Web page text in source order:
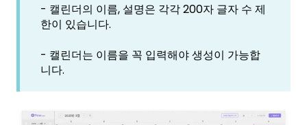
- 캘린더의 이름, 설명은 각각 200자 글자 수 제
한이 있습니다.
- 캘린더는 이름을 꼭 입력해야 생성이 가능합
니다.